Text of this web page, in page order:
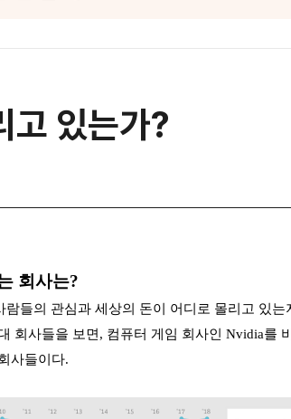
고 있는가?
회사는?
들의 관심과 세상의 돈이 어디로 몰리고 있는
회사들을 보면, 컴퓨터 게임 회사인 Nvidia를
사들이다.